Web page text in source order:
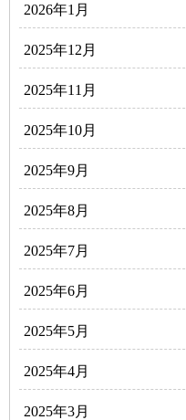
2026年1月
2025年12月
2025年11月
2025年10月
2025年9月
2025年8月
2025年7月
2025年6月
2025年5月
2025年4月
2025年3月